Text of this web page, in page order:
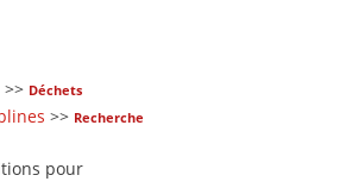
>> Déchets
>> Recherche
pour